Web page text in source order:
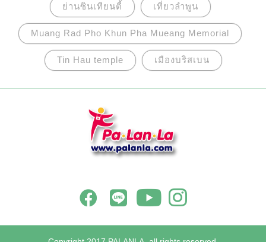
ย่านซินเทียนตี้ เที่ยวลำพูน
Muang Rad Pho Khun Pha Mueang Memorial
Tin Hau temple เมืองบริสเบน